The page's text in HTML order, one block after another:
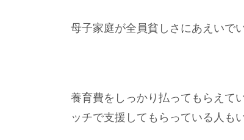
母子家庭が全員貧しさにあえいで
養育費をしっかり払ってもらえて
ッチで支援してもらっている人も